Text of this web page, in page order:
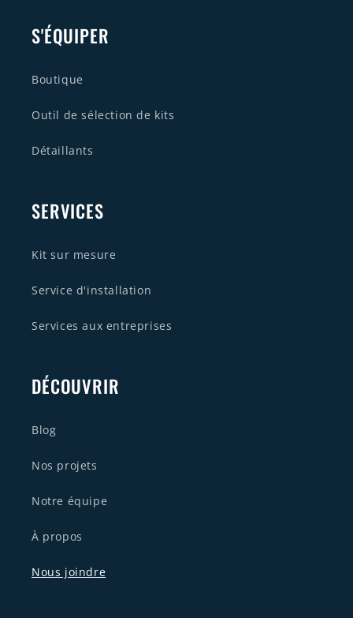
S'ÉQUIPER
Boutique
Outil de sélection de kits
Détaillants
SERVICES
Kit sur mesure
Service d'installation
Services aux entreprises
DÉCOUVRIR
Blog
Nos projets
Notre équipe
À propos
Nous joindre